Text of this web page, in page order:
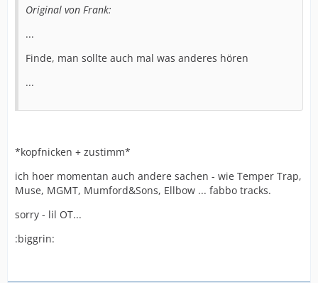
Original von Frank:
...
Finde, man sollte auch mal was anderes hören
...
*kopfnicken + zustimm*
ich hoer momentan auch andere sachen - wie Temper Trap,
Muse, MGMT, Mumford&Sons, Ellbow ... fabbo tracks.
sorry - lil OT...
:biggrin: